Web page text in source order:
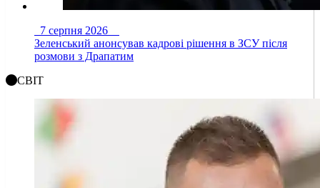
7 серпня 2026
Зеленський анонсував кадрові рішення в ЗСУ після
розмови з Драпатим
СВІТ